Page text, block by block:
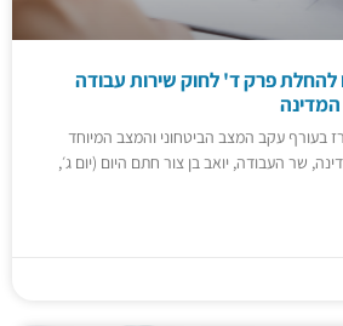
פרק ד' לחוק שירות עבודה
בעורף עקב המצב הביטחוני והמצב המיוחד
שר העבודה, יואב בן צור חתם היום (יום ג׳,